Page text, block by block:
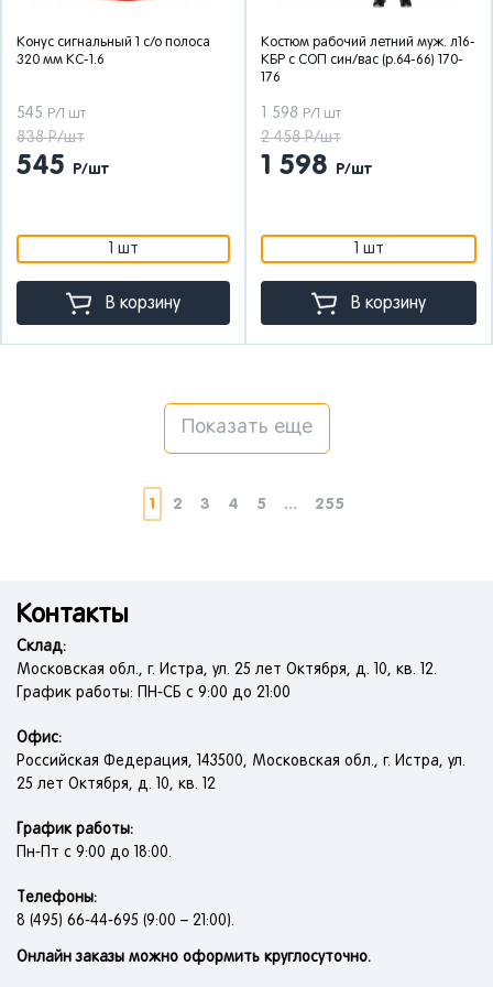
Жилет детский
Жилет сигнальный утепленный
Жилет утепленный
Зимние брюки
Зимний костюм (куртка+брюки)
Зимний костюм (куртка+полукомбинезон)
Зимний полукомбинезон
Карабин страховочный
Коврик диэлектрический
Костюм КЩС
Костюм влагозащитный
Костюм жаростойкий
Костюм летний
Костюм летний противоэнцефалитный
Костюм сварщика
Краги сварщика
Крепление для защитных щитков
Кроссовки
Конус сигнальный 1 с/о полоса
320 мм КС-1.6
545 Р/1 шт
838 Р/шт
545 Р/шт
1 шт
В корзину
Костюм рабочий летний муж. л16-
КБР с СОП син/вас (р.64-66) 170-
176
1 598 Р/1 шт
2 458 Р/шт
1 598 Р/шт
1 шт
В корзину
Показать еще
1 2 3 4 5 ... 255
Контакты
Склад:
Московская обл., г. Истра, ул. 25 лет Октября, д. 10, кв. 12.
График работы: ПН-СБ с 9:00 до 21:00
Офис:
Российская Федерация, 143500, Московская обл., г. Истра, ул.
25 лет Октября, д. 10, кв. 12
График работы:
Пн-Пт с 9:00 до 18:00.
Телефоны:
8 (495) 66-44-695 (9:00 – 21:00).
Онлайн заказы можно оформить круглосуточно.